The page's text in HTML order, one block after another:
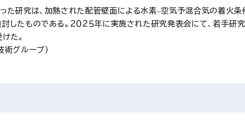
た研究は、加熱された配管壁面による水素–空気予混合気の着火条
したものである。２０２５年に実施された研究発表会にて、若手研
た。
術グループ）